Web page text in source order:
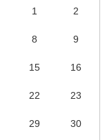
1 2
8 9
15 16
22 23
29 30